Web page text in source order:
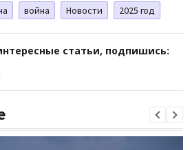
война Новости 2025 год
статьи, подпишись: